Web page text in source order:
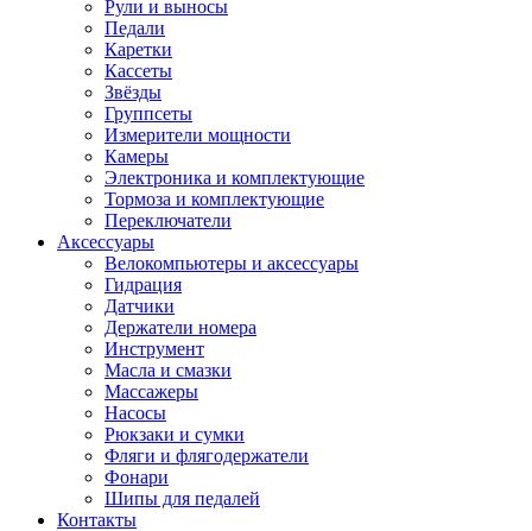
Рули и выносы
Педали
Каретки
Кассеты
Звёзды
Группсеты
Измерители мощности
Камеры
Электроника и комплектующие
Тормоза и комплектующие
Переключатели
Аксессуары
Велокомпьютеры и аксессуары
Гидрация
Датчики
Держатели номера
Инструмент
Масла и смазки
Массажеры
Насосы
Рюкзаки и сумки
Фляги и флягодержатели
Фонари
Шипы для педалей
Контакты